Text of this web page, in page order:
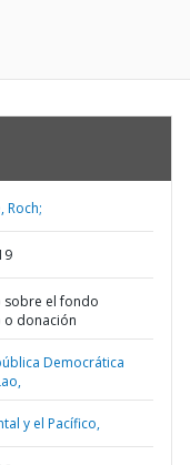
Roch;
sobre el fondo
donación
Democrática
y el Pacífico,